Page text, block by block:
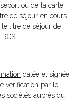
ou de la carte
de séjour en cours
titre de séjour de
datée et signée
vérification par le
sociétés auprès du